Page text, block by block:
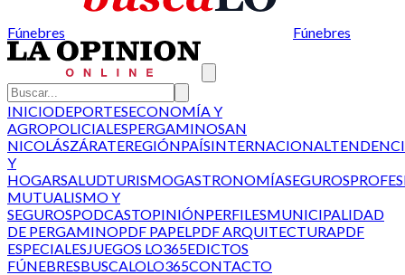
Fúnebres Fúnebres
INICIODEPORTESECONOMÍA Y
AGROPOLICIALESPERGAMINOSAN
NICOLÁSZÁRATEREGIÓNPAÍSINTERNACIONAL
Y
HOGARSALUDTURISMOGASTRONOMÍASEGUROS
MUTUALISMO Y
SEGUROSPODCASTOPINIÓNPERFILESMUNICIPALIDAD
DE PERGAMINOPDF PAPELPDF ARQUITECTURAPDF
ESPECIALESJUEGOS LO365EDICTOS
FÚNEBRESBUSCALOLO365CONTACTO